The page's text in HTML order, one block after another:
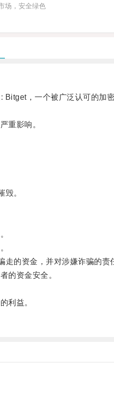
场，安全绿色
，一个被广泛认可的加
重影响。
。
的资金，并对涉嫌诈骗的责
的资金安全。
利益。